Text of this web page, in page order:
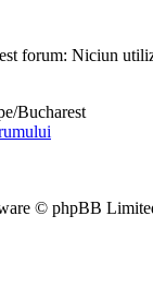
forum: Niciun
Bucharest
© phpBB